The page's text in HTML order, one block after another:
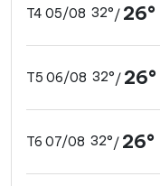
T4 05/08 32°/ 26°
T5 06/08 32°/ 26°
T6 07/08 32°/ 26°